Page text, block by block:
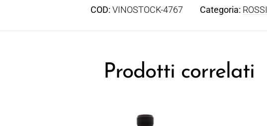
COD: VINOSTOCK-4767 Categoria: ROSSI
Prodotti correlati